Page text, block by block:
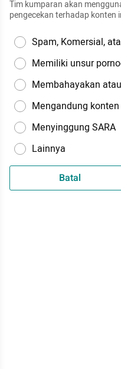
Tim kumparan akan
pengecekan terhadap konten
Spam, Komersial,
Memiliki unsur
Membahayakan
Mengandung
Menyinggung SARA
Lainnya
Batal